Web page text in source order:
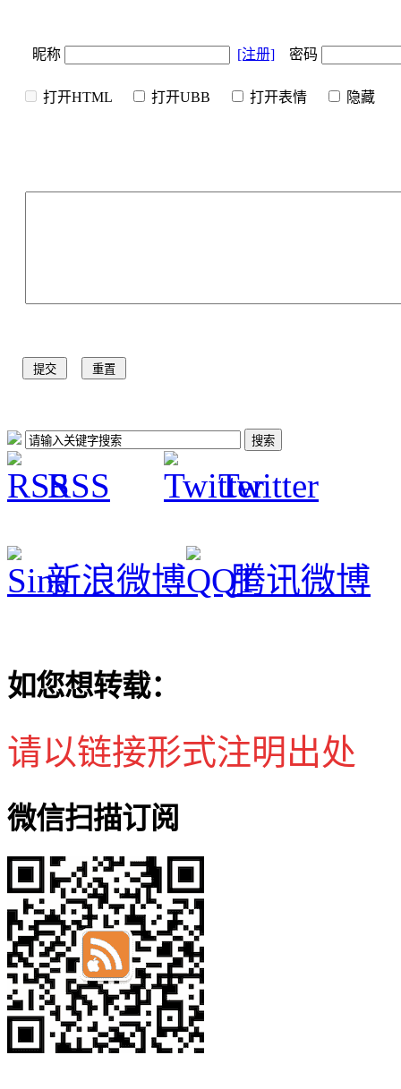
昵称 [注册] 密码
打开HTML 打开UBB 打开表情 隐
RSS Twitter
新浪微博 腾讯微博
如您想转载：
请以链接形式注明出处
微信扫描订阅